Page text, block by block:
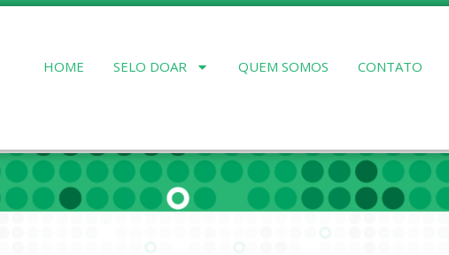
HOME SELO DOAR QUEM SOMOS CONTATO